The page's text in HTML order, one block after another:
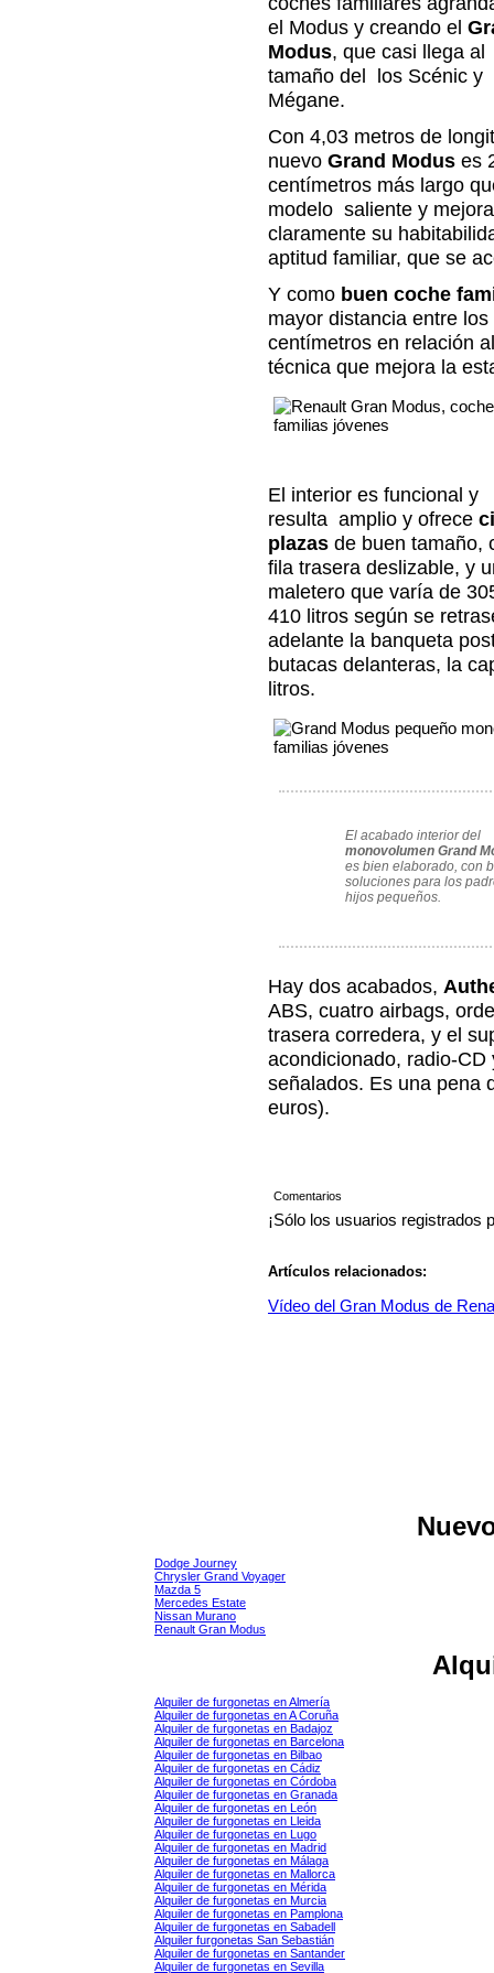
el Modus y creando el
Modus, que casi llega al
tamaño del los Scénic y
Mégane.
Con 4,03 metros de
nuevo Grand Modus es
centímetros más largo
modelo saliente y mejora
claramente su
aptitud familiar, que se
Y como buen coche
mayor distancia entre
centímetros en relación
técnica que mejora la
El interior es funcional y
resulta amplio y ofrece
plazas de buen tamaño,
fila trasera deslizable, y
maletero que varía de
410 litros según se
adelante la banqueta
butacas delanteras, la
litros.
El acabado interior del
monovolumen Grand
es bien elaborado, con
soluciones para los
hijos pequeños.
Hay dos acabados,
ABS, cuatro airbags,
trasera corredera, y el
acondicionado, radio-
señalados. Es una pena
euros).
Comentarios
¡Sólo los usuarios registrados
Artículos relacionados:
Vídeo del Gran Modus de
Dodge Journey
Chrysler Grand Voyager
Mazda 5
Mercedes Estate
Nissan Murano
Renault Gran Modus
Alquiler de furgonetas en Almería
Alquiler de furgonetas en A Coruña
Alquiler de furgonetas en Badajoz
Alquiler de furgonetas en Barcelona
Alquiler de furgonetas en Bilbao
Alquiler de furgonetas en Cádiz
Alquiler de furgonetas en Córdoba
Alquiler de furgonetas en Granada
Alquiler de furgonetas en León
Alquiler de furgonetas en Lleida
Alquiler de furgonetas en Lugo
Alquiler de furgonetas en Madrid
Alquiler de furgonetas en Málaga
Alquiler de furgonetas en Mallorca
Alquiler de furgonetas en Mérida
Alquiler de furgonetas en Murcia
Alquiler de furgonetas en Pamplona
Alquiler de furgonetas en Sabadell
Alquiler furgonetas San Sebastián
Alquiler de furgonetas en Santander
Alquiler de furgonetas en Sevilla